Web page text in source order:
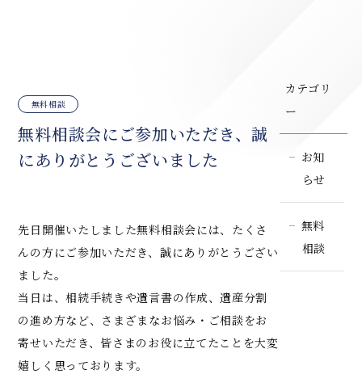
無料相談
無料相談会にご参加いただき、誠
にありがとうございました
先日開催いたしました無料相談会には、たくさ
んの方にご参加いただき、誠にありがとうござい
ました。
当日は、相続手続きや遺言書の作成、遺産分割
の進め方など、さまざまなお悩み・ご相談をお
寄せいただき、皆さまのお役に立てたことを大変
嬉しく思っております。
カテゴリ
ー
お知
らせ
無料
相談